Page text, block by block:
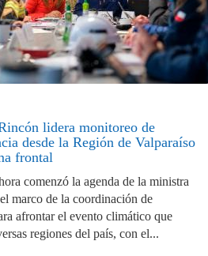
lidera monitoreo de
desde la Región de Valparaíso
frontal
comenzó la agenda de la ministra
marco de la coordinación de
afrontar el evento climático que
regiones del país, con el...